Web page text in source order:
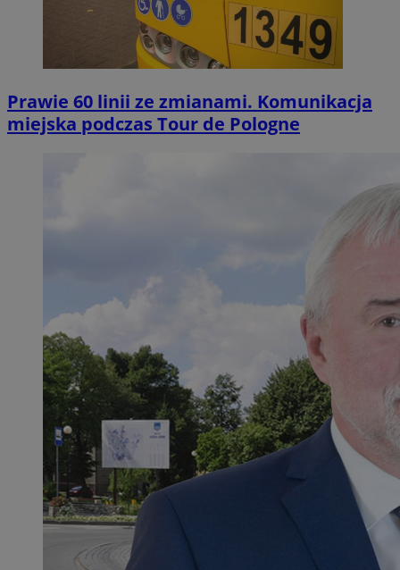
Prawie 60 linii ze zmianami. Komunikacja
miejska podczas Tour de Pologne